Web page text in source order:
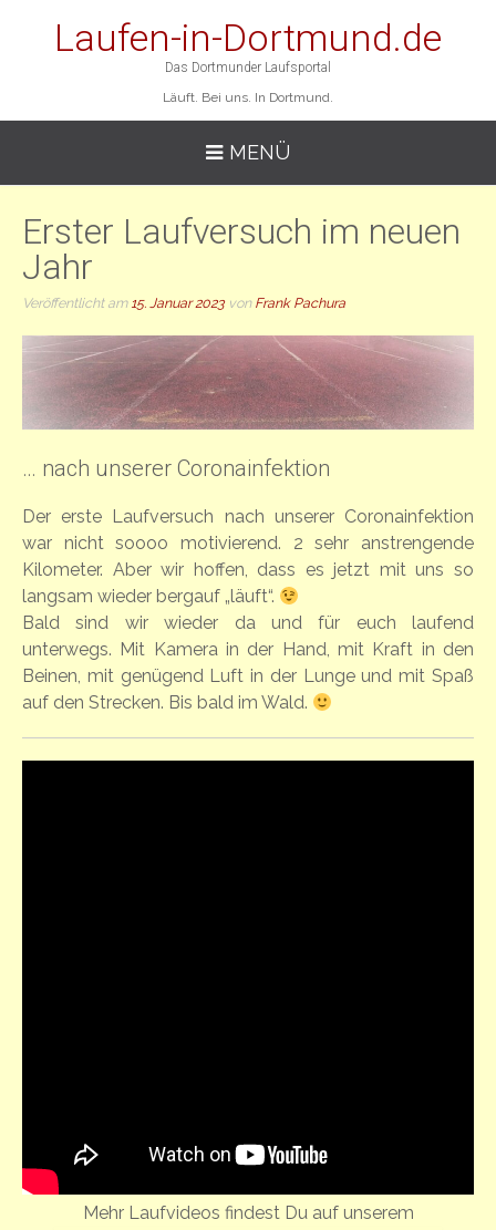
Laufen-in-Dortmund.de
Das Dortmunder Laufsportal
Läuft. Bei uns. In Dortmund.
MENÜ
Erster Laufversuch im neuen
Jahr
Veröffentlicht am 15. Januar 2023von Frank Pachura
… nach unserer Coronainfektion
Der erste Laufversuch nach unserer Coronainfektion
war nicht soooo motivierend. 2 sehr anstrengende
Kilometer. Aber wir hoffen, dass es jetzt mit uns so
langsam wieder bergauf „läuft“.
Bald sind wir wieder da und für euch laufend
unterwegs. Mit Kamera in der Hand, mit Kraft in den
Beinen, mit genügend Luft in der Lunge und mit Spaß
auf den Strecken. Bis bald im Wald.
Mehr Laufvideos findest Du auf unserem